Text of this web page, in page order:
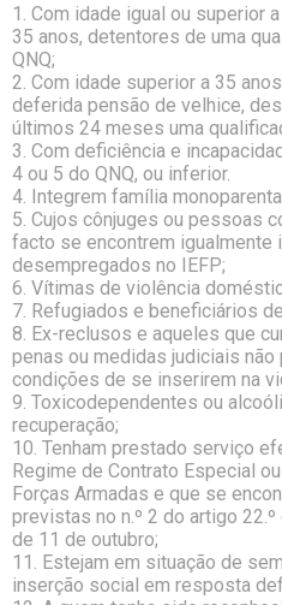
1. Com idade igual ou superior
35 anos, detentores de uma
QNQ;
2. Com idade superior a 35
deferida pensão de velhice,
últimos 24 meses uma
3. Com deficiência e
4 ou 5 do QNQ, ou inferior.
4. Integrem família
5. Cujos cônjuges ou pessoas
facto se encontrem igualmente
desempregados no IEFP;
6. Vítimas de violência
7. Refugiados e beneficiários
8. Ex-reclusos e aqueles que
penas ou medidas judiciais
condições de se inserirem na
9. Toxicodependentes ou
recuperação;
10. Tenham prestado serviço
Regime de Contrato Especial
Forças Armadas e que se
previstas no n.º 2 do artigo
de 11 de outubro;
11. Estejam em situação de
inserção social em resposta